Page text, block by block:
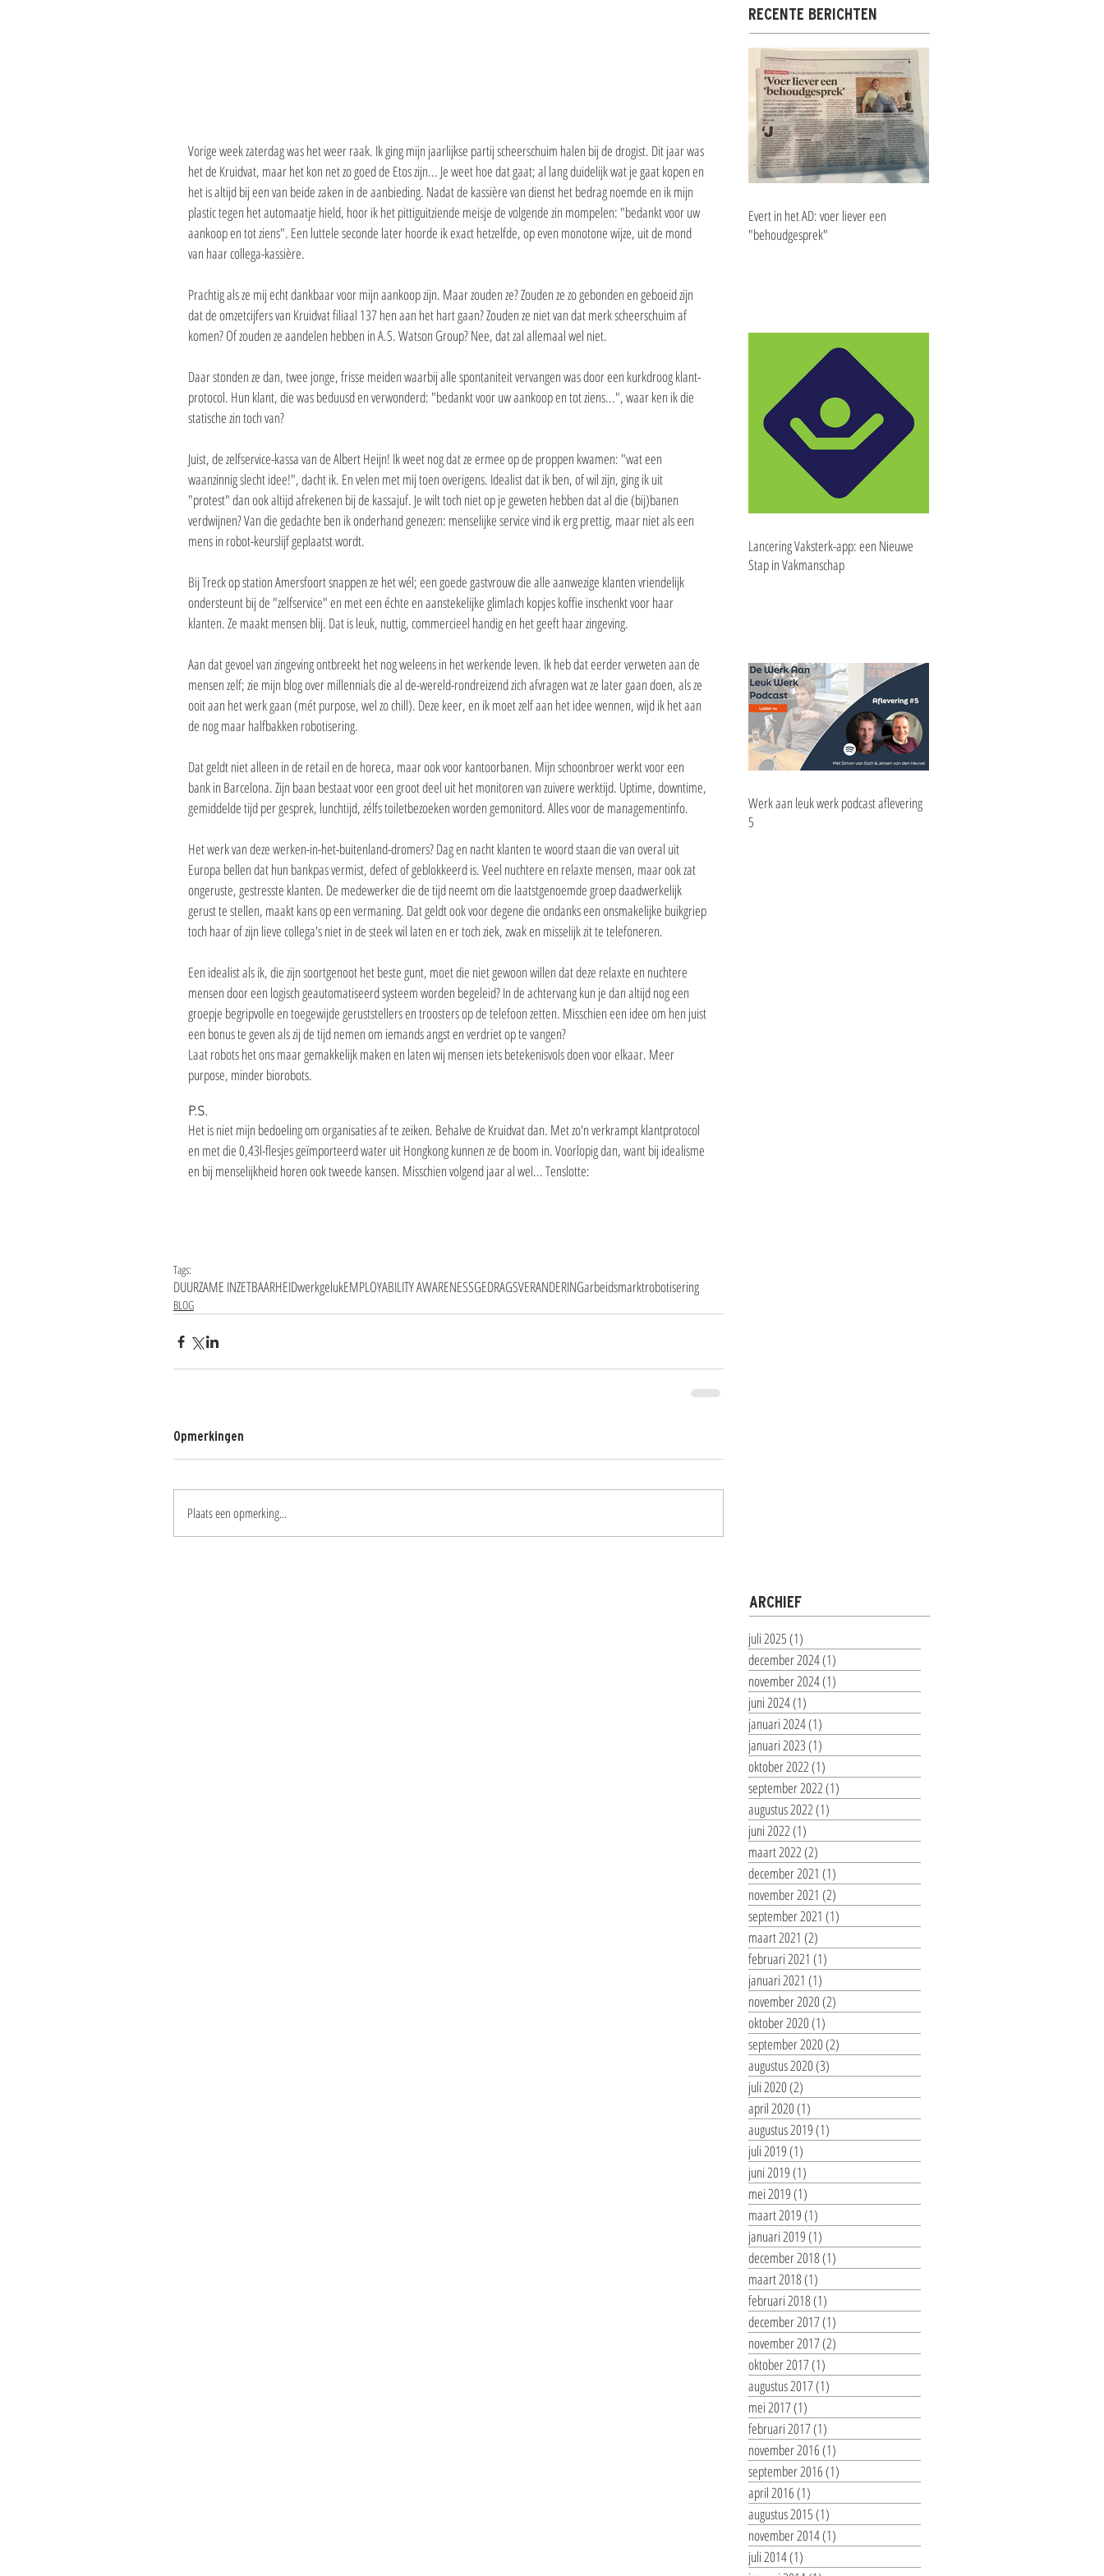
Vorige week zaterdag was het weer raak. Ik ging mijn jaarlijkse partij scheerschuim halen bij de drogist. Dit jaar was
het de Kruidvat, maar het kon net zo goed de Etos zijn... Je weet hoe dat gaat; al lang duidelijk wat je gaat kopen en
het is altijd bij een van beide zaken in de aanbieding. Nadat de kassière van dienst het bedrag noemde en ik mijn
plastic tegen het automaatje hield, hoor ik het pittiguitziende meisje de volgende zin mompelen: "bedankt voor uw
aankoop en tot ziens". Een luttele seconde later hoorde ik exact hetzelfde, op even monotone wijze, uit de mond
van haar collega-kassière.
Prachtig als ze mij echt dankbaar voor mijn aankoop zijn. Maar zouden ze? Zouden ze zo gebonden en geboeid zijn
dat de omzetcijfers van Kruidvat filiaal 137 hen aan het hart gaan? Zouden ze niet van dat merk scheerschuim af
komen? Of zouden ze aandelen hebben in A.S. Watson Group? Nee, dat zal allemaal wel niet.
Daar stonden ze dan, twee jonge, frisse meiden waarbij alle spontaniteit vervangen was door een kurkdroog klant-
protocol. Hun klant, die was beduusd en verwonderd: "bedankt voor uw aankoop en tot ziens...", waar ken ik die
statische zin toch van?
Juist, de zelfservice-kassa van de Albert Heijn! Ik weet nog dat ze ermee op de proppen kwamen: "wat een
waanzinnig slecht idee!", dacht ik. En velen met mij toen overigens. Idealist dat ik ben, of wil zijn, ging ik uit
"protest" dan ook altijd afrekenen bij de kassajuf. Je wilt toch niet op je geweten hebben dat al die (bij)banen
verdwijnen? Van die gedachte ben ik onderhand genezen: menselijke service vind ik erg prettig, maar niet als een
mens in robot-keurslijf geplaatst wordt.
Bij Treck op station Amersfoort snappen ze het wél; een goede gastvrouw die alle aanwezige klanten vriendelijk
ondersteunt bij de "zelfservice" en met een échte en aanstekelijke glimlach kopjes koffie inschenkt voor haar
klanten. Ze maakt mensen blij. Dat is leuk, nuttig, commercieel handig en het geeft haar zingeving.
Aan dat gevoel van zingeving ontbreekt het nog weleens in het werkende leven. Ik heb dat eerder verweten aan de
mensen zelf; zie mijn blog over millennials die al de-wereld-rondreizend zich afvragen wat ze later gaan doen, als ze
ooit aan het werk gaan (mét purpose, wel zo chill). Deze keer, en ik moet zelf aan het idee wennen, wijd ik het aan
de nog maar halfbakken robotisering.
Dat geldt niet alleen in de retail en de horeca, maar ook voor kantoorbanen. Mijn schoonbroer werkt voor een
bank in Barcelona. Zijn baan bestaat voor een groot deel uit het monitoren van zuivere werktijd. Uptime, downtime,
gemiddelde tijd per gesprek, lunchtijd, zélfs toiletbezoeken worden gemonitord. Alles voor de managementinfo.
Het werk van deze werken-in-het-buitenland-dromers? Dag en nacht klanten te woord staan die van overal uit
Europa bellen dat hun bankpas vermist, defect of geblokkeerd is. Veel nuchtere en relaxte mensen, maar ook zat
ongeruste, gestresste klanten. De medewerker die de tijd neemt om die laatstgenoemde groep daadwerkelijk
gerust te stellen, maakt kans op een vermaning. Dat geldt ook voor degene die ondanks een onsmakelijke buikgriep
toch haar of zijn lieve collega's niet in de steek wil laten en er toch ziek, zwak en misselijk zit te telefoneren.
Een idealist als ik, die zijn soortgenoot het beste gunt, moet die niet gewoon willen dat deze relaxte en nuchtere
mensen door een logisch geautomatiseerd systeem worden begeleid? In de achtervang kun je dan altijd nog een
groepje begripvolle en toegewijde geruststellers en troosters op de telefoon zetten. Misschien een idee om hen juist
een bonus te geven als zij de tijd nemen om iemands angst en verdriet op te vangen?
Laat robots het ons maar gemakkelijk maken en laten wij mensen iets betekenisvols doen voor elkaar. Meer
purpose, minder biorobots.
P.S.
Het is niet mijn bedoeling om organisaties af te zeiken. Behalve de Kruidvat dan. Met zo'n verkrampt klantprotocol
en met die 0,43l-flesjes geïmporteerd water uit Hongkong kunnen ze de boom in. Voorlopig dan, want bij idealisme
en bij menselijkheid horen ook tweede kansen. Misschien volgend jaar al wel... Tenslotte:
Tags:
DUURZAME INZETBAARHEIDwerkgelukEMPLOYABILITY AWARENESSGEDRAGSVERANDERINGarbeidsmarktrobotisering
BLOG
Opmerkingen
Plaats een opmerking...
RECENTE BERICHTEN
Evert in het AD: voer liever een
"behoudgesprek"
Lancering Vaksterk-app: een Nieuwe
Stap in Vakmanschap
Werk aan leuk werk podcast aflevering
5
ARCHIEF
juli 2025(1)
december 2024(1)
november 2024(1)
juni 2024(1)
januari 2024(1)
januari 2023(1)
oktober 2022(1)
september 2022(1)
augustus 2022(1)
juni 2022(1)
maart 2022(2)
december 2021 (1)
november 2021 (2)
september 2021 (1)
maart 2021 (2)
februari 2021 (1)
januari 2021 (1)
november 2020(2)
oktober 2020(1)
september 2020(2)
augustus 2020(3)
juli 2020(2)
april 2020(1)
augustus 2019(1)
juli 2019(1)
juni 2019(1)
mei 2019(1)
maart 2019(1)
januari 2019(1)
december 2018(1)
maart 2018(1)
februari 2018(1)
december 2017(1)
november 2017(2)
oktober 2017(1)
augustus 2017(1)
mei 2017(1)
februari 2017(1)
november 2016(1)
september 2016(1)
april 2016(1)
augustus 2015(1)
november 2014(1)
juli 2014(1)